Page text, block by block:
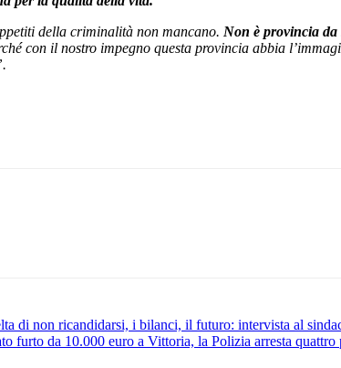
della criminalità non mancano. Non è provincia
con il nostro impegno questa provincia abbia
di non ricandidarsi, i bilanci, il futuro: intervista al
furto da 10.000 euro a Vittoria, la Polizia arresta quattro